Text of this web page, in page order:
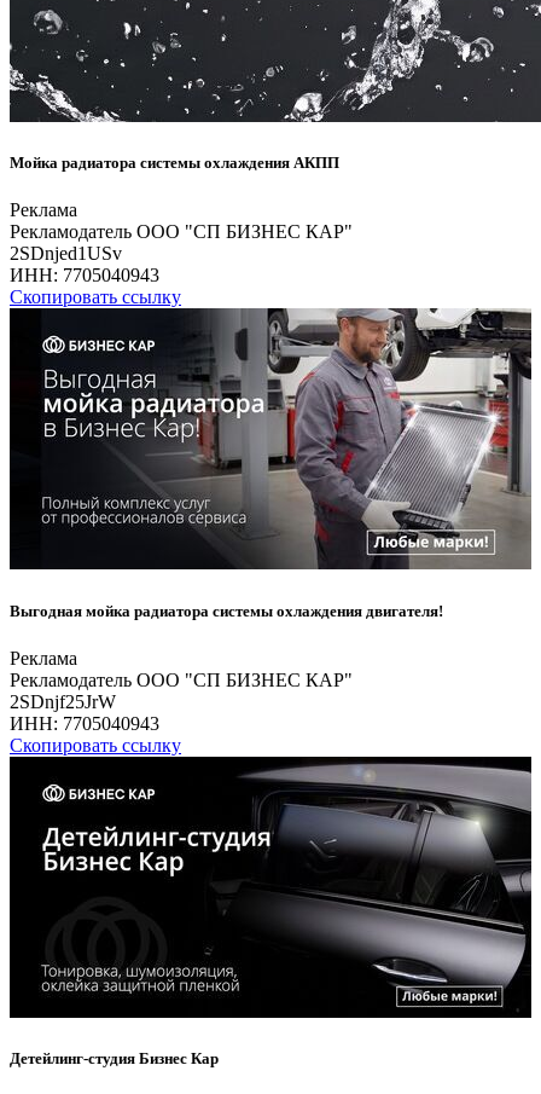
Мойка радиатора системы охлаждения АКПП
Реклама
Рекламодатель ООО "СП БИЗНЕС КАР"
2SDnjed1USv
ИНН: 7705040943
Скопировать ссылку
Выгодная мойка радиатора системы охлаждения двигателя!
Реклама
Рекламодатель ООО "СП БИЗНЕС КАР"
2SDnjf25JrW
ИНН: 7705040943
Скопировать ссылку
Детейлинг-студия Бизнес Кар